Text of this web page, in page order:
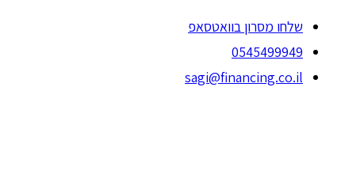
שלחו מסרון בוואטסאפ
0545499949
sagi@financing.co.il